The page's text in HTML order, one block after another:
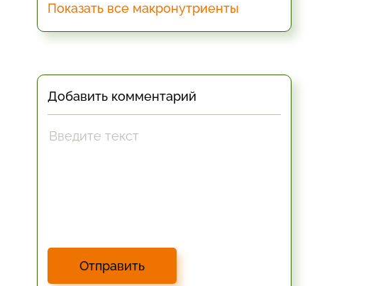
Показать все макронутриенты
Добавить комментарий
Отправить